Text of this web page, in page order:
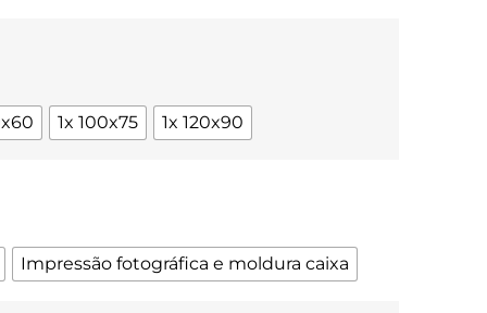
1x 100x75 1x 120x90
Impressão fotográfica e moldura caixa